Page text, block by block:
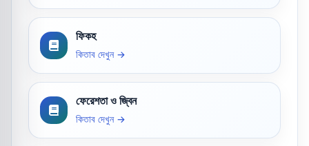
ফিকহ
কিতাব দেখুন →
ফেরেশতা ও জ্বিন
কিতাব দেখুন →